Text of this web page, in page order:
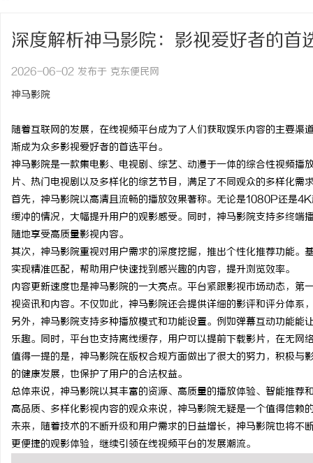
深度解析神马影院：影视爱好者的首
2026-06-02 发布于 克东便民网
神马影院
随着互联网的发展，在线视频平台成为了人们获取娱乐内容的主要
渐成为众多影视爱好者的首选平台。
神马影院是一款集电影、电视剧、综艺、动漫于一体的综合性视频
片、热门电视剧以及多样化的综艺节目，满足了不同观众的多样化需
首先，神马影院以高清且流畅的播放效果著称。无论是1080P还是
缓冲的情况，大幅提升用户的观影感受。同时，神马影院支持多终
随地享受高质量影视内容。
其次，神马影院重视对用户需求的深度挖掘，推出个性化推荐功能
实现精准匹配，帮助用户快速找到感兴趣的内容，提升浏览效率。
内容更新速度也是神马影院的一大亮点。平台紧跟影视市场动态，
视资讯和内容。不仅如此，神马影院还会提供详细的影评和评分体系
另外，神马影院支持多种播放模式和功能设置。例如弹幕互动功能
乐趣。同时，平台也支持离线缓存，用户可以提前下载影片，在无网
值得一提的是，神马影院在版权合规方面做出了很大的努力，积极
的健康发展，也保护了用户的合法权益。
总体来说，神马影院以其丰富的资源、高质量的播放体验、智能推
高品质、多样化影视内容的观众来说，神马影院无疑是一个值得信赖
未来，随着技术的不断升级和用户需求的日益增长，神马影院也将
更便捷的观影体验，继续引领在线视频平台的发展潮流。
京考研机构避坑指南，怎么选不踩雷？ 武汉配眼镜 上海配眼镜